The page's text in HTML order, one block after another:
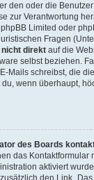
den oder die
zur Verantwortung
Limited oder
Fragen
direkt auf die
selbst beziehen.
Mails schreibst, die die
du, wenn überhaupt,
des Boards
das Kontaktformular
aktiviert
den Link „Das